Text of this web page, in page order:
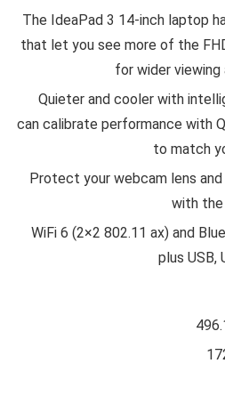
The IdeaPad 3 14-inch laptop
that let you see more of the
for wider
Quieter and cooler with
can calibrate performance with
to match
Protect your webcam lens
with
WiFi 6 (2×2 802.11 ax) and
plus USB,